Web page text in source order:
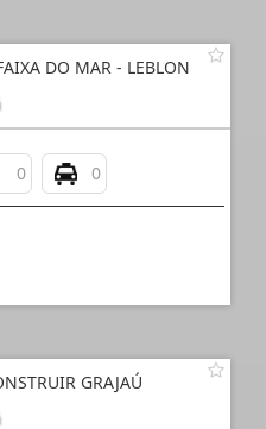
DO MAR - LEBLON
0 0
GRAJAÚ